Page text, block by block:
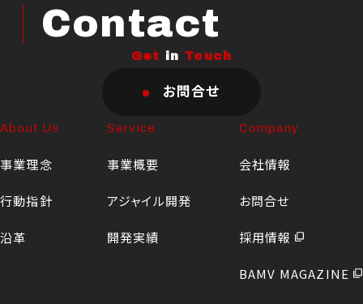
Contact
Get in Touch
お問合せ
About Us
事業理念
行動指針
沿革
Service
事業概要
アジャイル開発
開発実績
Company
会社情報
お問合せ
採用情報
BAMV MAGAZINE